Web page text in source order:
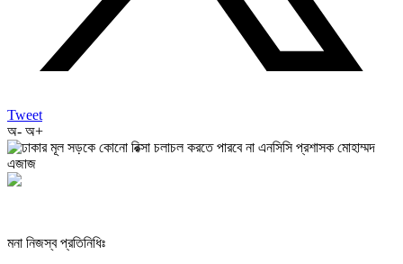
Tweet
অ- অ+
মনা নিজস্ব প্রতিনিধিঃ